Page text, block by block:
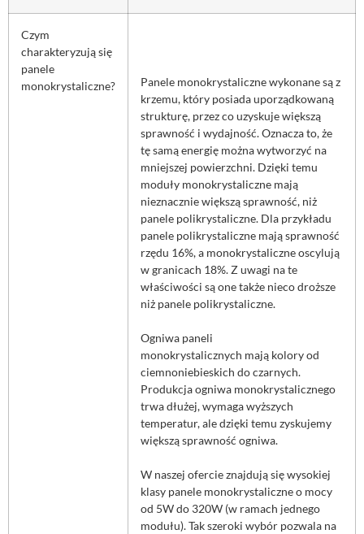
Czym
charakteryzują się
panele
monokrystaliczne?
Panele monokrystaliczne wykonane są z
krzemu, który posiada uporządkowaną
strukturę, przez co uzyskuje większą
sprawność i wydajność. Oznacza to, że
tę samą energię można wytworzyć na
mniejszej powierzchni. Dzięki temu
moduły monokrystaliczne mają
nieznacznie większą sprawność, niż
panele polikrystaliczne. Dla przykładu
panele polikrystaliczne mają sprawność
rzędu 16%, a monokrystaliczne oscylują
w granicach 18%. Z uwagi na te
właściwości są one także nieco droższe
niż panele polikrystaliczne.
Ogniwa paneli
monokrystalicznych mają kolory od
ciemnoniebieskich do czarnych.
Produkcja ogniwa monokrystalicznego
trwa dłużej, wymaga wyższych
temperatur, ale dzięki temu zyskujemy
większą sprawność ogniwa.
W naszej ofercie znajdują się wysokiej
klasy panele monokrystaliczne o mocy
od 5W do 320W (w ramach jednego
modułu). Tak szeroki wybór pozwala na